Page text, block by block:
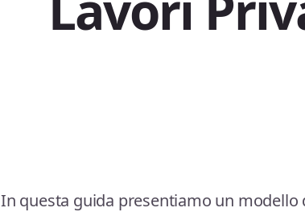
In questa guida presentiamo un modello